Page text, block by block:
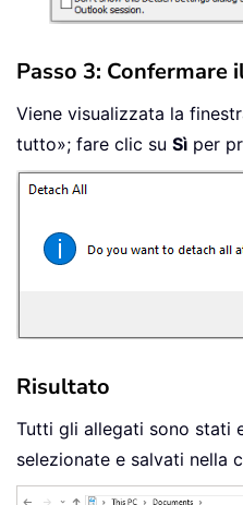
Passo 3: Confermare
Viene visualizzata la
tutto»; fare clic su Sì per
Risultato
Tutti gli allegati sono stati
selezionate e salvati nella